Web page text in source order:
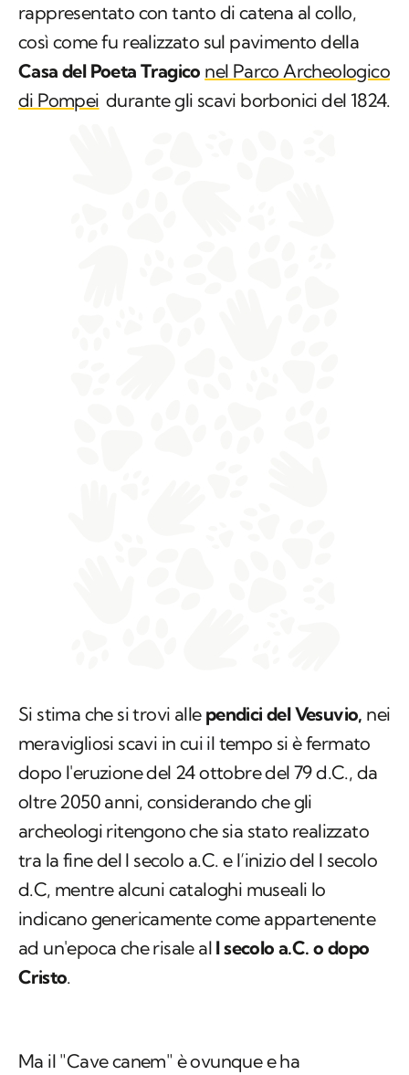
rappresentato con tanto di catena al collo,
così come fu realizzato sul pavimento della
Casa del Poeta Tragico nel Parco Archeologico
di Pompei durante gli scavi borbonici del 1824.
Si stima che si trovi alle pendici del Vesuvio, nei
meravigliosi scavi in cui il tempo si è fermato
dopo l'eruzione del 24 ottobre del 79 d.C., da
oltre 2050 anni, considerando che gli
archeologi ritengono che sia stato realizzato
tra la fine del I secolo a.C. e l’inizio del I secolo
d.C, mentre alcuni cataloghi museali lo
indicano genericamente come appartenente
ad un'epoca che risale al I secolo a.C. o dopo
Cristo.
Ma il "Cave canem" è ovunque e ha